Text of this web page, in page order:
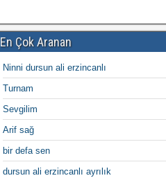
En Çok Aranan
Ninni dursun ali erzincanlı
Turnam
Sevgilim
Arif sağ
bir defa sen
dursun ali erzincanlı ayrılık